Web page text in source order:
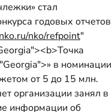
стал
годовых отчетов
nko/refpoint"
в номинации
от 5 до 15 млн.
организации занял в
информации об